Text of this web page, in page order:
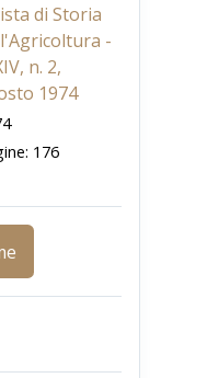
di Storia
-
n. 2,
1974
176